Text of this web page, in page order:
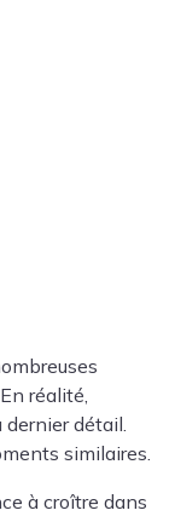
réalité,
dernier détail.
similaires.
à croître dans